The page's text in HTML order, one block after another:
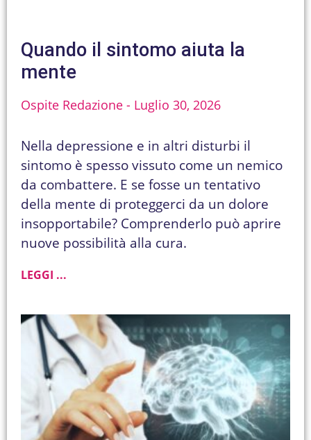
Quando il sintomo aiuta la
mente
Ospite Redazione Luglio 30, 2026
Nella depressione e in altri disturbi il
sintomo è spesso vissuto come un nemico
da combattere. E se fosse un tentativo
della mente di proteggerci da un dolore
insopportabile? Comprenderlo può aprire
nuove possibilità alla cura.
LEGGI ...